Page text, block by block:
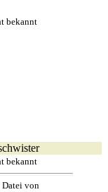
bekannt
bekannt
von